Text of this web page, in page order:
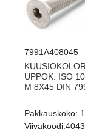
7991A408045
UPPOK. ISO
M 8X45 DIN
Pakkauskoko:
Viivakoodi: